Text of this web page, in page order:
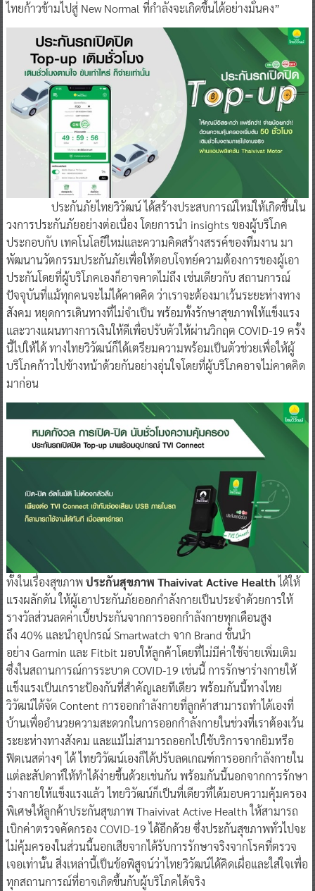
ไทยก้าวข้ามไปสู่ New Normal ที่กำลังจะเกิดขึ้นได้อย่างมั่นคง”
ประกันภัยไทยวิวัฒน์ ได้สร้างประสบการณ์ใหม่ให้เกิดขึ้นใน
วงการประกันภัยอย่างต่อเนื่อง โดยการนำ insights ของผู้บริโภค
ประกอบกับ เทคโนโลยีใหม่และความคิดสร้างสรรค์ของทีมงาน มา
พัฒนานวัตกรรมประกันภัยเพื่อให้ตอบโจทย์ความต้องการของผู้เอา
ประกันโดยที่ผู้บริโภคเองก็อาจคาดไม่ถึง เช่นเดียวกับ สถานการณ์
ปัจจุบันที่แม้ทุกคนจะไม่ได้คาดคิด ว่าเราจะต้องมาเว้นระยะห่างทาง
สังคม หยุดการเดินทางที่ไม่จำเป็น พร้อมทั้งรักษาสุขภาพให้แข็งแรง
และวางแผนทางการเงินให้ดีเพื่อปรับตัวให้ผ่านวิกฤต COVID-19 ครั้ง
นี้ไปให้ได้ ทางไทยวิวัฒน์ก็ได้เตรียมความพร้อมเป็นตัวช่วยเพื่อให้ผู้
บริโภคก้าวไปข้างหน้าด้วยกันอย่างอุ่นใจโดยที่ผู้บริโภคอาจไม่คาดคิด
มาก่อน
ทั้งในเรื่องสุขภาพประกันสุขภาพ Thaivivat Active Healthได้ให้
แรงผลักดัน ให้ผู้เอาประกันภัยออกกำลังกายเป็นประจำด้วยการให้
รางวัลส่วนลดค่าเบี้ยประกันจากการออกกำลังกายทุกเดือนสูง
ถึง 40% และนำอุปกรณ์ Smartwatch จาก Brand ชั้นนำ
อย่าง Garmin และ Fitbit มอบให้ลูกค้าโดยที่ไม่มีค่าใช้จ่ายเพิ่มเติม
ซึ่งในสถานการณ์การระบาด COVID-19 เช่นนี้ การรักษาร่างกายให้
แข็งแรงเป็นเกราะป้องกันที่สำคัญเลยทีเดียว พร้อมกันนี้ทางไทย
วิวัฒน์ได้จัด Content การออกกำลังกายที่ลูกค้าสามารถทำได้เองที่
บ้านเพื่ออำนวยความสะดวกในการออกกำลังกายในช่วงที่เราต้องเว้น
ระยะห่างทางสังคม และแม้ไม่สามารถออกไปใช้บริการจากยิมหรือ
ฟิตเนสต่างๆ ได้ ไทยวิวัฒน์เองก็ได้ปรับลดเกณฑ์การออกกำลังกายใน
แต่ละสัปดาห์ให้ทำได้ง่ายขึ้นด้วยเช่นกัน พร้อมกันนี้นอกจากการรักษา
ร่างกายให้แข็งแรงแล้ว ไทยวิวัฒน์ก็เป็นที่เดียวที่ได้มอบความคุ้มครอง
พิเศษให้ลูกค้าประกันสุขภาพ Thaivivat Active Health ให้สามารถ
เบิกค่าตรวจคัดกรอง COVID-19 ได้อีกด้วย ซึ่งประกันสุขภาพทั่วไปจะ
ไม่คุ้มครองในส่วนนี้นอกเสียจากได้รับการรักษาจริงจากโรคที่ตรวจ
เจอเท่านั้น สิ่งเหล่านี้เป็นข้อพิสูจน์ว่าไทยวิวัฒน์ได้คิดเผื่อและใส่ใจเพื่อ
ทุกสถานการณ์ที่อาจเกิดขึ้นกับผู้บริโภคได้จริง